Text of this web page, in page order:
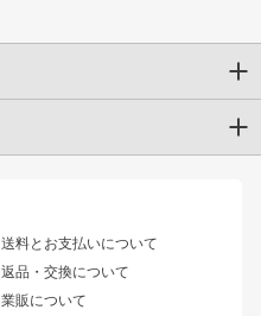
送料とお支払いについて
返品・交換について
業販について
アリスト
ソアラ
アルテッツァ
レーシングライン
アタックライン
ストリームライン